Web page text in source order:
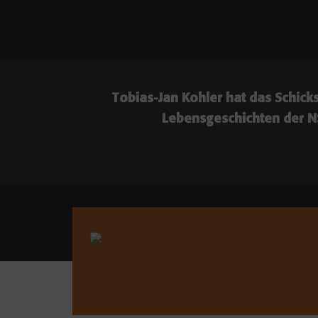
Tobias-Jan Kohler hat das
Lebensgeschichten der